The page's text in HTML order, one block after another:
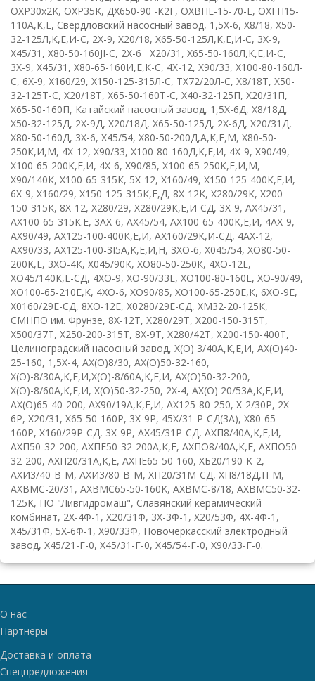
ОXP30х2K, ОXP35K, ДХ650-90 -К2Г, OXВHE-15-70-E, ОХГН15-
110А,К,Е, Свердловский насосный завод, 1,5X-6, X8/18, Х50-
32-125Л,К,Е,И-С, 2X-9, X20/18, Х65-50-125Л,К,Е,И-С, 3Х-9,
X45/31 , X80-50-160JI-C, 2X-6 Х20/31 , Х65-50-160Л,К,Е,И-С,
3Х-9, Х45/31 , Х80-65-160И,Е,К-С, 4X-12, Х90/33, Х100-80-160Л-
С, 6X-9, Х160/29, Х150-125-315Л-С, ТХ72/20Л-С, Х8/18Т, X50-
32-125T-C, Х20/18Т, X65-50-160T-C, Х40-32-125П, Х20/31П,
Х65-50-160П, Катайский насосный завод, 1,5Х-6Д, Х8/18Д,
Х50-32-125Д, 2Х-9Д, Х20/18Д, Х65-50-125Д, 2Х-6Д, Х20/31Д,
Х80-50-160Д, 3Х-6, Х45/54, Х80-50-200Д,А,К,Е,М, Х80-50-
250К,И,М, 4X-12, Х90/33, Х100-80-160Д,К,Е,И, 4X-9, Х90/49,
Х100-65-200К,Е,И, 4X-6, Х90/85, Х100-65-250К,Е,И,М,
Х90/140К, Х100-65-315К, 5X-12, Х160/49, Х150-125-400К,Е,И,
6X-9, Х160/29, Х150-125-315К,Е,Д, 8X-12K, Х280/29К, Х200-
150-315К, 8X-12, Х280/29, Х280/29К,Е,И-СД, 3Х-9, АХ45/31 ,
АХ100-65-315К.Е, 3АХ-6, АХ45/54, АХ100-65-400К,Е,И, 4АХ-9,
АХ90/49, АХ125-100-400К,Е,И, АХ160/29К,И-СД, 4AX-12,
АХ90/33, AX125-100-3I5A,K,E,И,Н, 3XO-6, Х045/54, XО80-50-
200K,E, 3ХО-4К, Х045/90К, ХО80-50-250К, 4XO-12E,
ХО45/140К,Е-СД, 4XО-9, ХО-90/33Е, ХО100-80-160Е, ХО-90/49,
ХО100-65-210Е,К, 4XО-6, ХО90/85, ХО100-65-250Е,К, 6ХО-9Е,
Х0160/29Е-СД, 8XO-12E, Х0280/29Е-СД, ХМ32-20-125К,
СМНПО им. Фрунзе, 8X-12T, Х280/29Т, Х200-150-315Т,
Х500/37Т, Х250-200-315Т, 8Х-9Т, Х280/42Т, Х200-150-400Т,
Целиноградский насосный завод, Х(О) 3/40А,К,Е,И, АХ(О)40-
25-160, 1,5X-4, АХ(О)8/30, АХ(О)50-32-160,
Х(О)-8/30А,К,Е,И,Х(О)-8/60А,К,Е,И, АХ(О)50-32-200,
Х(О)-8/60А,К,Е,И, Х(О)50-32-250, 2X-4, АХ(О) 20/53А,К,Е,И,
АХ(О)65-40-200, АХ90/19А,К,Е,И, АХ125-80-250, Х-2/30Р, 2X-
6P, Х20/31 , Х65-50-160Р, 3X-9P, 45Х/31-Р-СД(3А), Х80-65-
160Р, Х160/29Р-СД, 3X-9P, АХ45/31Р-СД, АХП8/40А,К,Е,И,
АХП50-32-200, АХПЕ50-32-200А,К,Е, АХПО8/40А,К,Е, АХПО50-
32-200, АХП20/31А,К,Е, АХПЕ65-50-160, ХБ20/190-К-2,
АХИ3/40-В-М, АХИ3/80-В-М, ХП20/31М-СД, ХП8/18Д,П-М,
AXBMC-20/31 , AXBMC65-50-160K, AXBMC-8/18, AXBMC50-32-
125K, ПО "Ливгидромаш", Славянский керамический
комбинат, 2Х-4Ф-1 , Х20/31Ф, 3Х-3Ф-1 , Х20/53Ф, 4Х-4Ф-1 ,
Х45/31Ф, 5Х-6Ф-1 , Х90/33Ф, Новочеркасский электродный
завод, Х45/21-Г-0, Х45/31-Г-0, Х45/54-Г-0, Х90/33-Г-0.
О нас
Партнеры
Доставка и оплата
Спецпредложения